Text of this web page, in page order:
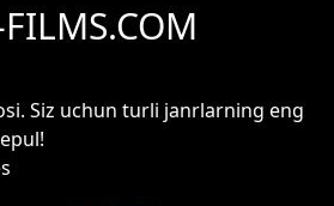
Siz uchun turli janrlarning eng